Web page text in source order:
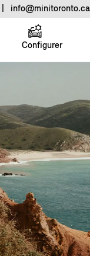
info@minitoronto.ca
Configurer